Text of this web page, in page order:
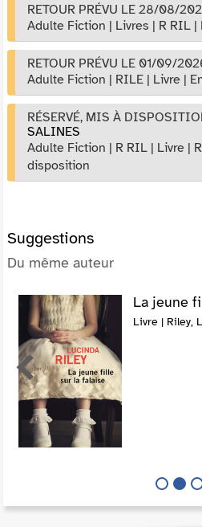
RETOUR PRÉVU LE 28/08/
Adulte Fiction | Livres | R RIL |
RETOUR PRÉVU LE 01/09/
Adulte Fiction | RILE | Livre |
RÉSERVÉ, MIS À
SALINES
Adulte Fiction | R RIL | Livre |
disposition
Suggestions
Du même auteur
La jeune
Livre | Riley,